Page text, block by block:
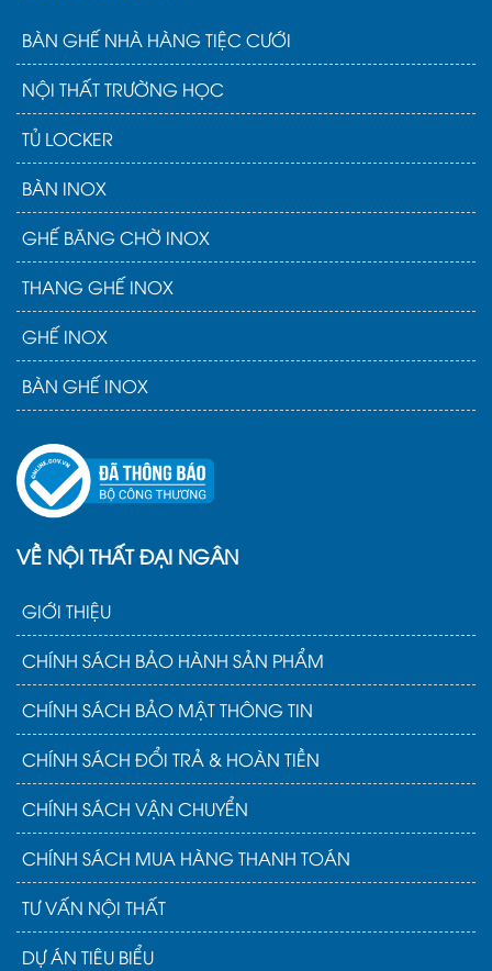
BÀN GHẾ NHÀ HÀNG TIỆC CƯỚI
NỘI THẤT TRƯỜNG HỌC
TỦ LOCKER
BÀN INOX
GHẾ BĂNG CHỜ INOX
THANG GHẾ INOX
GHẾ INOX
BÀN GHẾ INOX
VỀ NỘI THẤT ĐẠI NGÂN
GIỚI THIỆU
CHÍNH SÁCH BẢO HÀNH SẢN PHẨM
CHÍNH SÁCH BẢO MẬT THÔNG TIN
CHÍNH SÁCH ĐỔI TRẢ & HOÀN TIỀN
CHÍNH SÁCH VẬN CHUYỂN
CHÍNH SÁCH MUA HÀNG THANH TOÁN
TƯ VẤN NỘI THẤT
DỰ ÁN TIÊU BIỂU